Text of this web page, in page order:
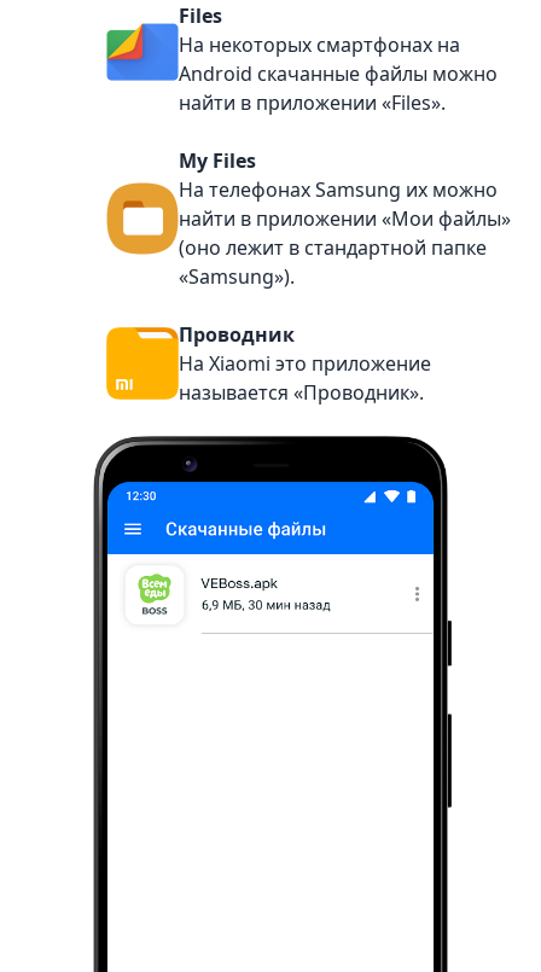
Files
На некоторых смартфонах на
Android скачанные файлы можно
найти в приложении «Files».
My Files
На телефонах Samsung их можно
найти в приложении «Мои файлы»
(оно лежит в стандартной папке
«Samsung»).
Проводник
На Xiaomi это приложение
называется «Проводник».